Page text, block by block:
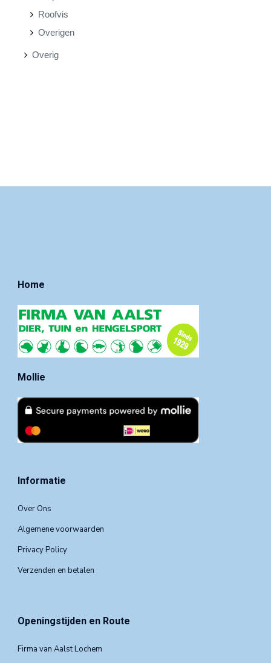
Roofvis
Overigen
Overig
Home
Mollie
Informatie
Over Ons
Algemene voorwaarden
Privacy Policy
Verzenden en betalen
Openingstijden en Route
Firma van Aalst Lochem